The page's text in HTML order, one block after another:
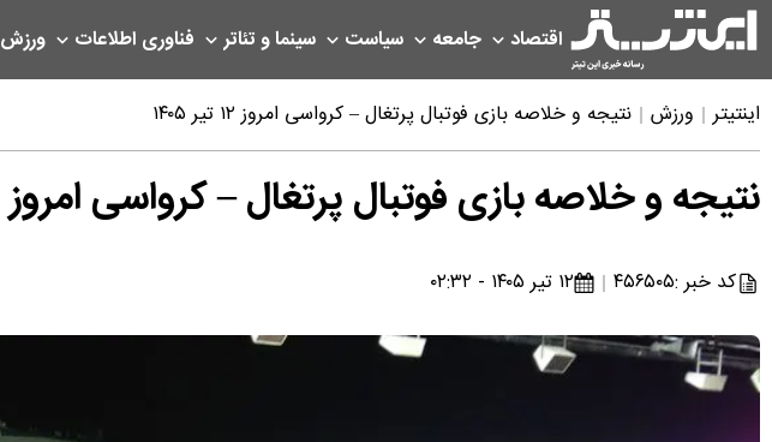
اقتصاد جامعه سیاست سینما و تئاتر فناوری اطلاعات ورزش
اینتیتر ورزش نتیجه و خلاصه بازی فوتبال پرتغال – کرواسی امروز ۱۲ تیر ۱۴۰۵
نتیجه و خلاصه بازی فوتبال پرتغال – کرواسی امروز ۱۲ تیر ۱۴۰۵
کد خبر :۴۵۶۵۰۵ ۱۲ تیر ۱۴۰۵ - ۰۲:۳۲